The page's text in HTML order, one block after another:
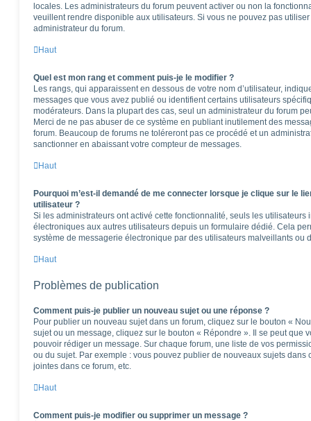
locales. Les administrateurs du forum peuvent activer ou non la
veuillent rendre disponible aux utilisateurs. Si vous ne pouvez pas
administrateur du forum.
Haut
Quel est mon rang et comment puis-je le modifier ?
Les rangs, qui apparaissent en dessous de votre nom d’utilisateur,
messages que vous avez publié ou identifient certains utilisateurs
modérateurs. Dans la plupart des cas, seul un administrateur du forum
Merci de ne pas abuser de ce système en publiant inutilement des
forum. Beaucoup de forums ne toléreront pas ce procédé et un
sanctionner en abaissant votre compteur de messages.
Haut
Pourquoi m’est-il demandé de me connecter lorsque je clique sur le
utilisateur ?
Si les administrateurs ont activé cette fonctionnalité, seuls les
électroniques aux autres utilisateurs depuis un formulaire dédié. Cela
système de messagerie électronique par des utilisateurs malveillants ou
Haut
Problèmes de publication
Comment puis-je publier un nouveau sujet ou une réponse ?
Pour publier un nouveau sujet dans un forum, cliquez sur le bouton «
sujet ou un message, cliquez sur le bouton « Répondre ». Il se peut que
pouvoir rédiger un message. Sur chaque forum, une liste de vos
ou du sujet. Par exemple : vous pouvez publier de nouveaux sujets dans
jointes dans ce forum, etc.
Haut
Comment puis-je modifier ou supprimer un message ?